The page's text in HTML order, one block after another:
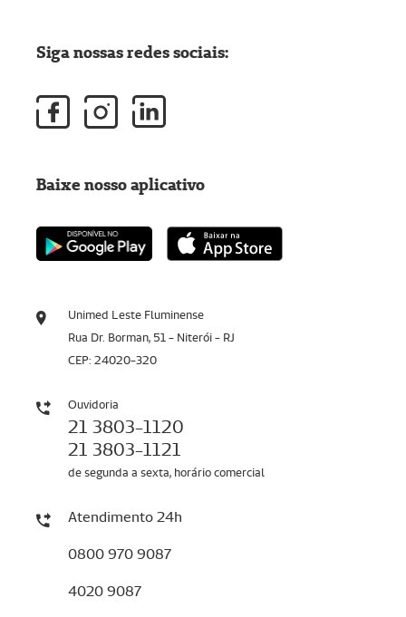
Unimed Leste Fluminense
Rua Dr. Borman, 51 - Niterói - RJ
CEP: 24020-320
Ouvidoria
21 3803-1120
21 3803-1121
de segunda a sexta, horário comercial
Atendimento 24h
0800 970 9087
4020 9087
Siga nossas redes sociais:
Baixe nosso aplicativo